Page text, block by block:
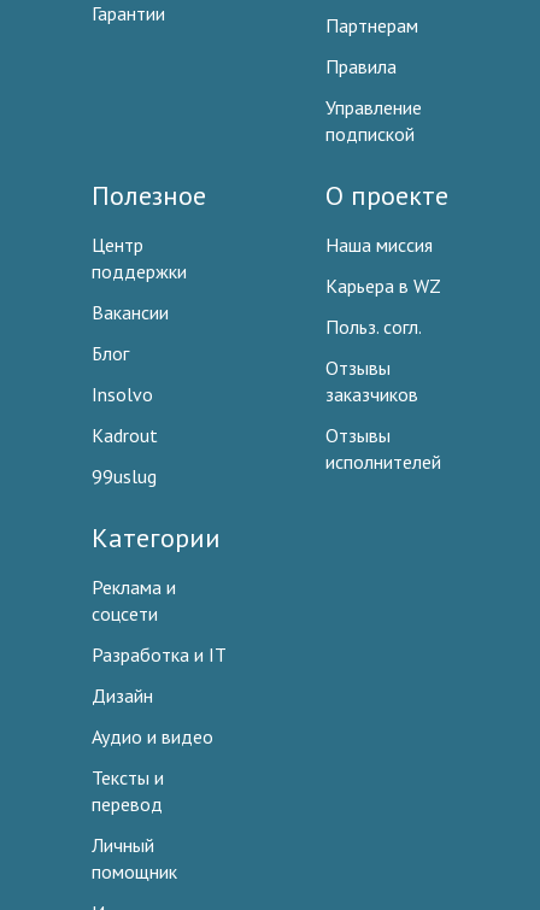
Гарантии
Партнерам
Правила
Управление
подпиской
Полезное
Центр
поддержки
Вакансии
Блог
Insolvo
Kadrout
99uslug
О проекте
Наша миссия
Карьера в WZ
Польз. согл.
Отзывы
заказчиков
Отзывы
исполнителей
Категории
Реклама и
соцсети
Разработка и IT
Дизайн
Аудио и видео
Тексты и
перевод
Личный
помощник